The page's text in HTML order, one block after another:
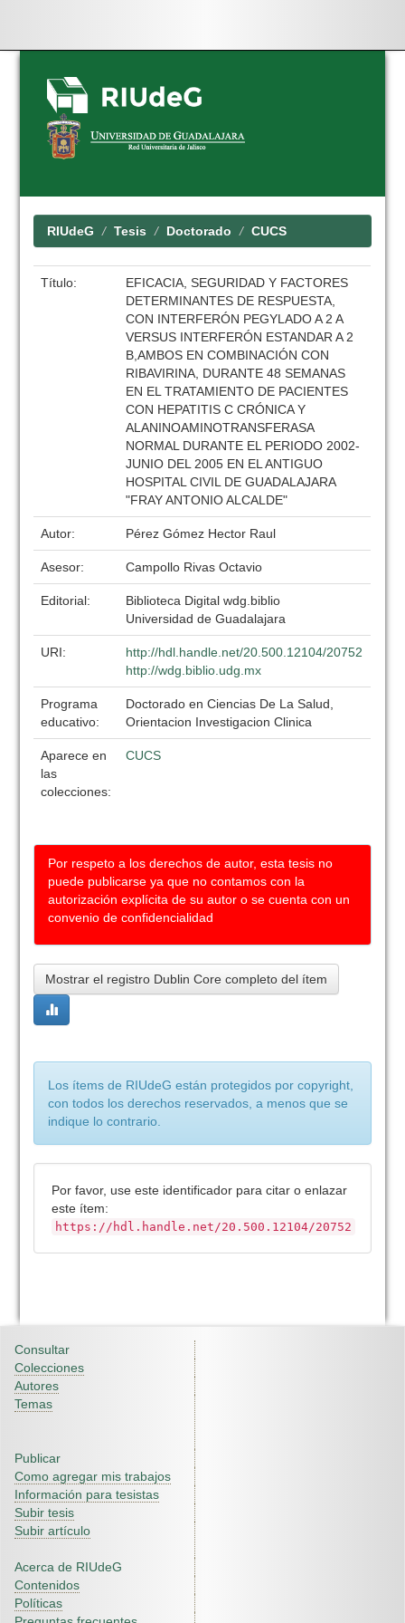
Skip
navigation
RIUdeG Tesis Doctorado CUCS
Título:
EFICACIA, SEGURIDAD Y FACTORES
DETERMINANTES DE RESPUESTA,
CON INTERFERÓN PEGYLADO A 2 A
VERSUS INTERFERÓN ESTANDAR A 2
B,AMBOS EN COMBINACIÓN CON
RIBAVIRINA, DURANTE 48 SEMANAS
EN EL TRATAMIENTO DE PACIENTES
CON HEPATITIS C CRÓNICA Y
ALANINOAMINOTRANSFERASA
NORMAL DURANTE EL PERIODO 2002-
JUNIO DEL 2005 EN EL ANTIGUO
HOSPITAL CIVIL DE GUADALAJARA
"FRAY ANTONIO ALCALDE"
Autor: Pérez Gómez Hector Raul
Asesor: Campollo Rivas Octavio
Editorial:
Biblioteca Digital wdg.biblio
Universidad de Guadalajara
URI:
http://hdl.handle.net/20.500.12104/20752
http://wdg.biblio.udg.mx
Programa
educativo:
Doctorado en Ciencias De La Salud,
Orientacion Investigacion Clinica
Aparece en
las
colecciones:
CUCS
Por respeto a los derechos de autor, esta tesis no
puede publicarse ya que no contamos con la
autorización explícita de su autor o se cuenta con un
convenio de confidencialidad
Mostrar el registro Dublin Core completo del ítem
Los ítems de RIUdeG están protegidos por copyright,
con todos los derechos reservados, a menos que se
indique lo contrario.
Por favor, use este identificador para citar o enlazar
este ítem:
https://hdl.handle.net/20.500.12104/20752
Consultar
Colecciones
Autores
Temas
Publicar
Como agregar mis trabajos
Información para tesistas
Subir tesis
Subir artículo
Acerca de RIUdeG
Contenidos
Políticas